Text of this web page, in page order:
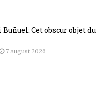
Cet obscur objet du
7 august 2026